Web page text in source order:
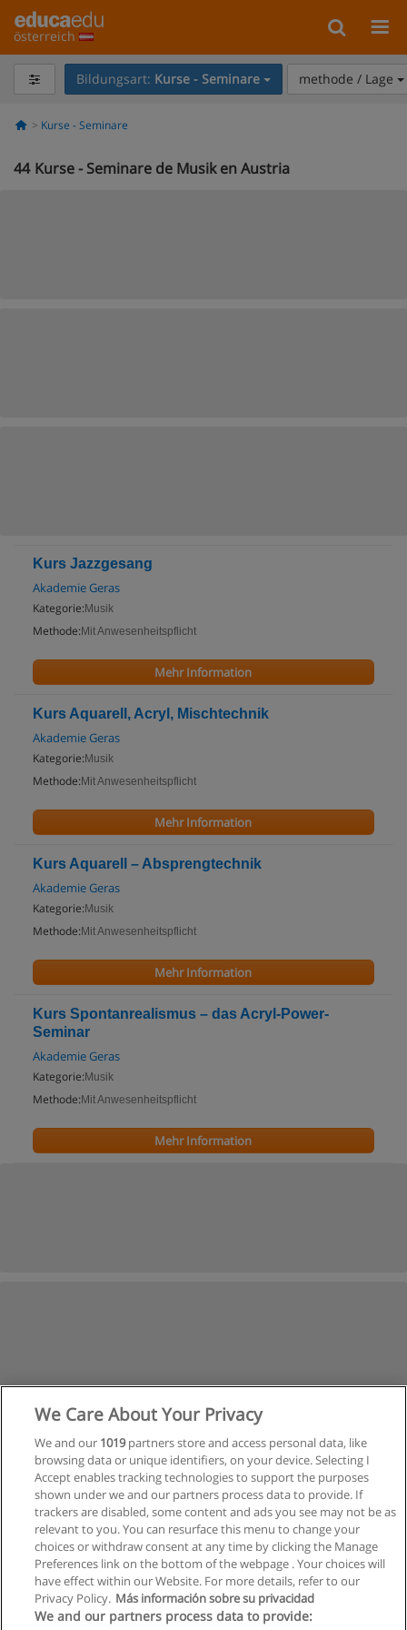
österreich
Bildungsart: Kurse - Seminare methode / Lage
Kurse - Seminare
44 Kurse - Seminare de Musik en Austria
Kurs Jazzgesang
Akademie Geras
Kategorie: Musik
Methode: Mit Anwesenheitspflicht
Mehr Information
Kurs Aquarell, Acryl, Mischtechnik
Akademie Geras
Kategorie: Musik
Methode: Mit Anwesenheitspflicht
Mehr Information
Kurs Aquarell – Absprengtechnik
Akademie Geras
Kategorie: Musik
Methode: Mit Anwesenheitspflicht
Mehr Information
Kurs Spontanrealismus – das Acryl-Power-
Seminar
Akademie Geras
Kategorie: Musik
Methode: Mit Anwesenheitspflicht
Mehr Information
Vorherige
Seite3von3
We Care About Your Privacy
We and our 1019partners store and access personal data, like
browsing data or unique identifiers, on your device. Selecting I
Accept enables tracking technologies to support the purposes
shown under we and our partners process data to provide. If
trackers are disabled, some content and ads you see may not be as
relevant to you. You can resurface this menu to change your
choices or withdraw consent at any time by clicking the Manage
Preferences link on the bottom of the webpage . Your choices will
have effect within our Website. For more details, refer to our
Privacy Policy. Más información sobre su privacidad
We and our partners process data to provide: